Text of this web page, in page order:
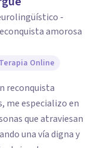
-
amorosa
Terapia Online
reconquista
me especializo en
que atraviesan
una vía digna y